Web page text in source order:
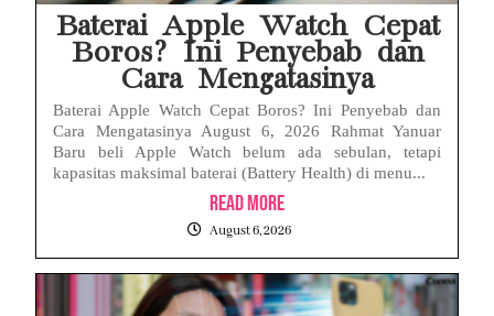
Baterai Apple Watch Cepat
Boros? Ini Penyebab dan
Cara Mengatasinya
Baterai Apple Watch Cepat Boros? Ini Penyebab dan
Cara Mengatasinya August 6, 2026 Rahmat Yanuar
Baru beli Apple Watch belum ada sebulan, tetapi
kapasitas maksimal baterai (Battery Health) di menu...
Read More
August 6, 2026